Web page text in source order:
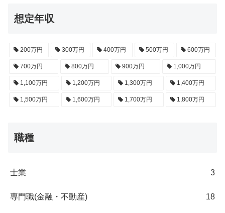
想定年収
200万円 300万円 400万円 500万円 600万円
700万円 800万円 900万円 1,000万円
1,100万円 1,200万円 1,300万円 1,400万円
1,500万円 1,600万円 1,700万円 1,800万円
職種
士業 3
専門職(金融・不動産) 18